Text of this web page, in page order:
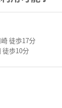
徒歩17分
徒歩10分